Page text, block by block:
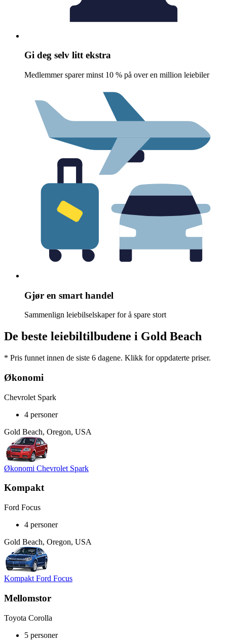
Gi deg selv litt ekstra
Medlemmer sparer minst 10 % på over en million leiebiler
Gjør en smart handel
Sammenlign leiebilselskaper for å spare stort
De beste leiebiltilbudene i Gold Beach
* Pris funnet innen de siste 6 dagene. Klikk for oppdaterte priser.
Økonomi
Chevrolet Spark
4 personer
Gold Beach, Oregon, USA
Økonomi Chevrolet Spark
Kompakt
Ford Focus
4 personer
Gold Beach, Oregon, USA
Kompakt Ford Focus
Mellomstor
Toyota Corolla
5 personer